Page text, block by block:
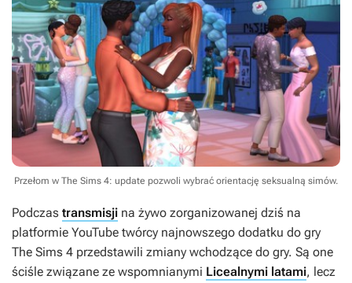
Przełom w The Sims 4: update pozwoli wybrać orientację seksualną simów.
Podczas transmisji na żywo zorganizowanej dziś na
platformie YouTube twórcy najnowszego dodatku do gry
The Sims 4 przedstawili zmiany wchodzące do gry. Są one
ściśle związane ze wspomnianymi Licealnymi latami, lecz